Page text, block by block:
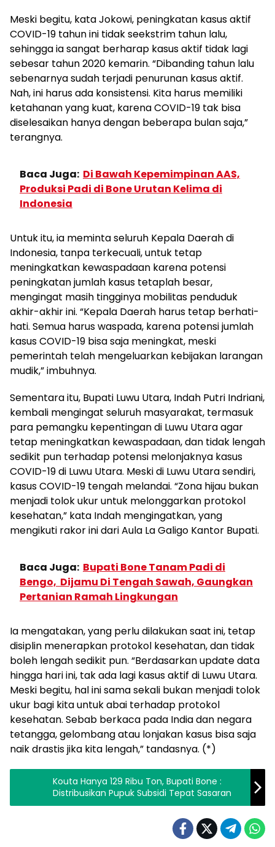
Meski begitu, kata Jokowi, peningkatan kasus aktif
COVID-19 tahun ini tidak seekstrim tahun lalu,
sehingga ia sangat berharap kasus aktif tidak lagi
sebesar tahun 2020 kemarin. “Dibanding tahun lalu
sebenarnya sudah terjadi penurunan kasus aktif.
Nah, ini harus ada konsistensi. Kita harus memiliki
ketahanan yang kuat, karena COVID-19 tak bisa
diselesaikan hanya dengan beberapa bulan saja,”
terangnya.
Baca Juga: Di Bawah Kepemimpinan AAS,
Produksi Padi di Bone Urutan Kelima di
Indonesia
Untuk itu, ia meminta seluruh Kepala Daerah di
Indonesia, tanpa terkecuali, untuk tetap
meningkatkan kewaspadaan karena potensi
peningkatan jumlah kasus tetaplah besar,
mengingat masih tingginya mobilitas penduduk
akhir-akhir ini. “Kepala Daerah harus tetap berhati-
hati. Semua harus waspada, karena potensi jumlah
kasus COVID-19 bisa saja meningkat, meski
pemerintah telah mengeluarkan kebijakan larangan
mudik,” imbuhnya.
Sementara itu, Bupati Luwu Utara, Indah Putri Indriani,
kembali mengingat seluruh masyarakat, termasuk
para pemangku kepentingan di Luwu Utara agar
tetap meningkatkan kewaspadaan, dan tidak lengah
sedikit pun terhadap potensi melonjaknya kasus
COVID-19 di Luwu Utara. Meski di Luwu Utara sendiri,
kasus COVID-19 tengah melandai. “Zona hijau bukan
menjadi tolok ukur untuk melonggarkan protokol
kesehatan,” kata Indah mengingatkan, yang
mengikuti rakor ini dari Aula La Galigo Kantor Bupati.
Baca Juga: Bupati Bone Tanam Padi di
Bengo, Dijamu Di Tengah Sawah, Gaungkan
Pertanian Ramah Lingkungan
Ia mengatakan, yang perlu dilakukan saat ini, tetap
disiplin menerapkan protokol kesehatan, dan tidak
boleh lengah sedikit pun. “Berdasarkan update data
hingga hari ini, tak ada lagi kasus aktif di Luwu Utara.
Meski begitu, hal ini sama sekali bukan menjadi tolok
ukur bagi kita untuk abai terhadap protokol
kesehatan. Sebab berkaca pada India dan negara
tetangga, gelombang atau lonjakan kasus bisa saja
naik drastis jika kita lengah,” tandasnya. (*)
Kouta Hanya 129 Ribu Ton, Bupati Bone :
Distribusikan Pupuk Subsidi Tepat Sasaran